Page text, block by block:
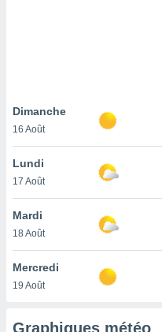
notre
que
et que
Dimanche
16 Août
Lundi
17 Août
Mardi
18 Août
Mercredi
19 Août
Graphiques météo